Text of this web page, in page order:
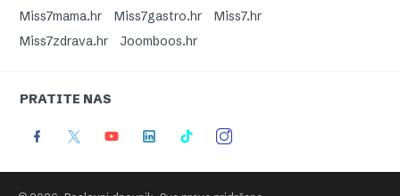
Miss7mama.hr
Miss7gastro.hr
Miss7.hr
Miss7zdrava.hr
Joomboos.hr
PRATITE NAS